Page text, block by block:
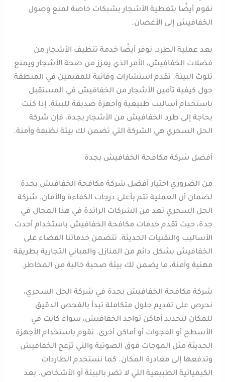
نقوم أيضًا بتغطية الأشجار بشبكات خاصة لمنع وصول
الخفافيش إلى الأغصان.
بعد عملية الطرد، نوفر أيضًا خدمة تنظيف الأشجار من
فضلات الخفافيش، الأمر الذي يعزز من صحة الأشجار ويمنع
تلوث البيئة. نقدم استشارات وقائية للمقيمين في المنطقة
حول كيفية تأمين الأشجار من الخفافيش في المستقبل
باستخدام أساليب طبيعية وأجهزة صديقة للبيئة. إذا كنت
بحاجة إلى طرد الخفافيش من الأشجار بجدة، فإن شركة
الحل السحري هي الشركة التي تضمن لك بيئة نظيفة وآمنة.
أفضل شركة مكافحة الخفافيش بجدة
من الضروري اختيار أفضل شركة مكافحة الخفافيش بجدة
لضمان أن العملية تتم بأعلى درجات الكفاءة والأمان. شركة
الحل السحري تعد من الشركات الرائدة في هذا المجال في
جدة، حيث تقدم خدمات مكافحة الخفافيش باستخدام أحدث
الأساليب والتقنيات الحديثة. تتضمن خدماتنا القضاء على
الخفافيش بشكل دائم من المنازل والمباني التجارية بطريقة
مهنية وآمنة، ما يضمن لك بيئة صحية خالية من المخاطر.
شركة مكافحة الخفافيش بجدة في شركة الحل السحري،
نحرص على تقديم حلول متكاملة تبدأ بالفحص الدقيق
للمكان لتحديد أماكن تواجد الخفافيش، سواء كانت في
الأسطح أو الفجوات أو أماكن أخرى. نقوم باستخدام الأجهزة
الحديثة مثل الموجات فوق الصوتية والتي تزعج الخفافيش
وتدفعها إلى مغادرة المكان. كما نستخدم الطاردات
الكيميائية الطبيعية التي لا تضر بالبيئة أو الأشخاص. بعد